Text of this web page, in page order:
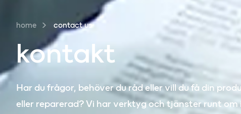
home contact us
kontakt
Har du frågor, behöver du råd eller vill du få din
eller reparerad? Vi har verktyg och tjänster runt om